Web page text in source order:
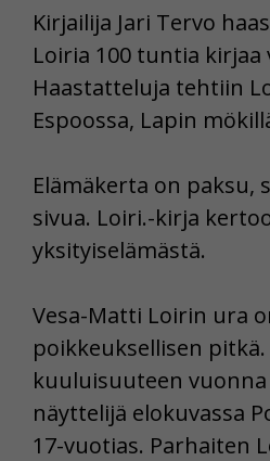
Kirjailija Jari Tervo
Loiria 100 tuntia kirjaa
Haastatteluja tehtiin
Espoossa, Lapin
Elämäkerta on paksu,
sivua. Loiri.-kirja
yksityiselämästä.
Vesa-Matti Loirin ura
poikkeuksellisen
kuuluisuuteen vuonna
näyttelijä elokuvassa
17-vuotias. Parhaiten